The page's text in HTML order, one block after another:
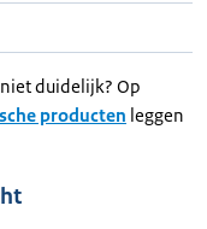
duidelijk? Op
producten leggen